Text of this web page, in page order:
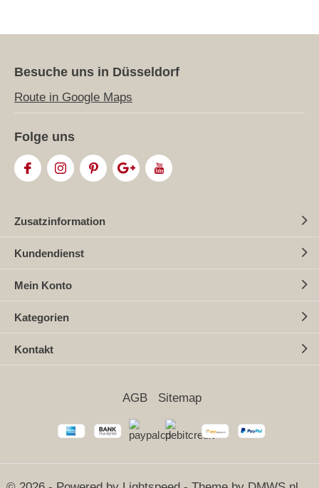
Besuche uns in Düsseldorf
Route in Google Maps
Folge uns
Zusatzinformation
Kundendienst
Mein Konto
Kategorien
Kontakt
AGB Sitemap